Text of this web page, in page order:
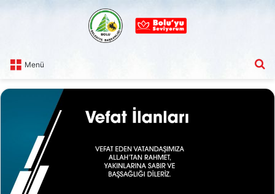
Menü